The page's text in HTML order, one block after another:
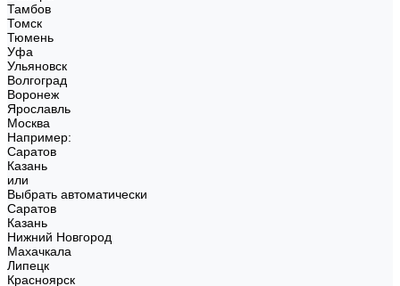
Тамбов
Томск
Тюмень
Уфа
Ульяновск
Волгоград
Воронеж
Ярославль
Москва
Например:
Саратов
Казань
или
Выбрать автоматически
Саратов
Казань
Нижний Новгород
Махачкала
Липецк
Красноярск